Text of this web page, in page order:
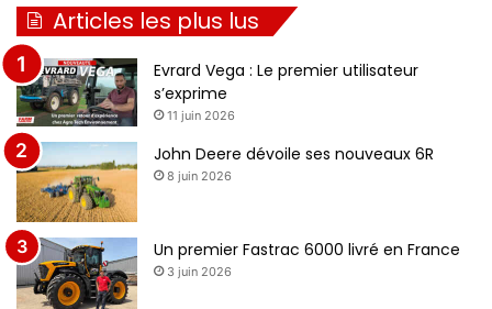
Articles les plus lus
Evrard Vega : Le premier utilisateur
s’exprime
11 juin 2026
John Deere dévoile ses nouveaux 6R
8 juin 2026
Un premier Fastrac 6000 livré en France
3 juin 2026